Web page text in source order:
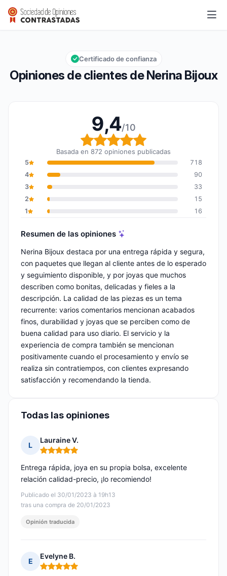
Nerina Bijoux
Calificación global: 9,4 de 10
9,4/10
Opiniones de clientes de Nerina Bijoux
Certificado de confianza
9,4/10
Calificación global: 9,4
Basada en 872 opiniones publicadas
5
718
4
90
3
33
2
15
1
16
Resumen de las opiniones
Nerina Bijoux destaca por una entrega rápida y segura,
con paquetes que llegan al cliente antes de lo esperado
y seguimiento disponible, y por joyas que muchos
describen como bonitas, delicadas y fieles a la
descripción. La calidad de las piezas es un tema
recurrente: varios comentarios mencionan acabados
finos, durabilidad y joyas que se perciben como de
buena calidad para uso diario. El servicio y la
experiencia de compra también se mencionan
positivamente cuando el procesamiento y envío se
realiza sin contratiempos, con clientes expresando
satisfacción y recomendando la tienda.
Todas las opiniones
L
Lauraine V.
Nota: 5 de 5
Publicado el 30/01/2023 à 19h13
tras una compra de 20/01/2023
Entrega rápida, joya en su propia bolsa, excelente
relación calidad-precio, ¡lo recomiendo!
Opinión traducida
E
Evelyne B.
Nota: 5 de 5